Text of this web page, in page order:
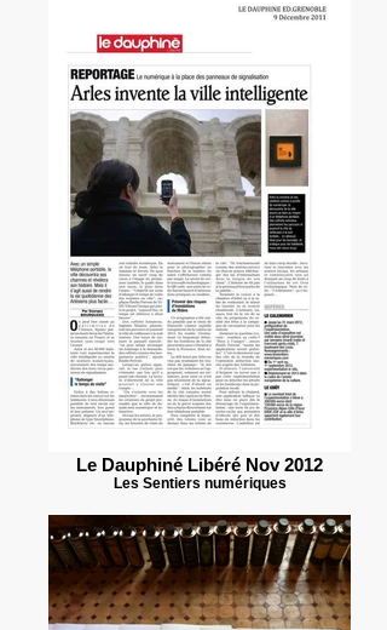
Le Dauphiné Libéré Nov 2012
Les Sentiers numériques